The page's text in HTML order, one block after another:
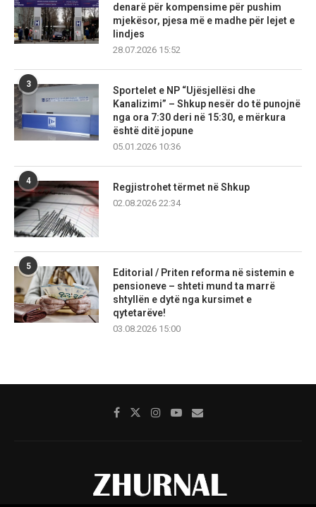
denarë për kompensime për pushim
mjekësor, pjesa më e madhe për lejet e
lindjes
28.07.2026 15:52
3
Sportelet e NP “Ujësjellësi dhe
Kanalizimi” – Shkup nesër do të punojnë
nga ora 7:30 deri në 15:30, e mërkura
është ditë jopune
05.01.2026 10:36
4
Regjistrohet tërmet në Shkup
02.08.2026 22:34
5
Editorial / Priten reforma në sistemin e
pensioneve – shteti mund ta marrë
shtyllën e dytë nga kursimet e
qytetarëve!
03.08.2026 15:00